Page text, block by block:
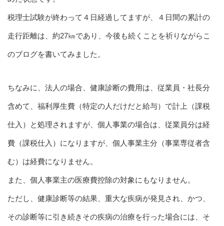
税理士試験が終わって４日経過してますが、４日間の累計の
走行距離は、約27㎞であり、今後も続くことを祈りながらこ
のブログを書いてみました。
ちなみに、法人の場合、健康診断の費用は、従業員・社長分
含めて、福利厚生費（特定の人だけだと給与）で計上（課税
仕入）と処理されますが、個人事業の場合は、従業員分は経
費（課税仕入）になりますが、個人事業主分（事業専従者含
む）は経費になりません。
また、個人事業主の医療費控除の対象にもなりません。
ただし、健康診断等の結果、重大な疾病が発見され、かつ、
その診断等に引き続きその疾病の治療を行った場合には、そ